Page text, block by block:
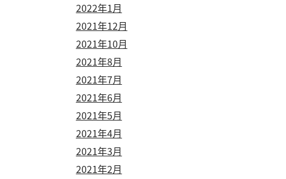
2022年1月
2021年12月
2021年10月
2021年8月
2021年7月
2021年6月
2021年5月
2021年4月
2021年3月
2021年2月